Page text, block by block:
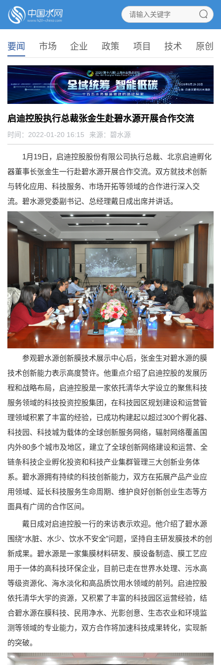
要闻 市场 企业 政策 项目 技术 原创
启迪控股执行总裁张金生赴碧水源开展合作交流
时间：2022-01-20 16:15 来源： 碧水源
1月19日，启迪控股股份有限公司执行总裁、北京启迪孵化
器董事长张金生一行赴碧水源开展合作交流。双方就技术创新
与转化应用、科技服务、市场开拓等领域的合作进行深入交
流。碧水源党委副书记、总经理戴日成出席并讲话。
参观碧水源创新膜技术展示中心后，张金生对碧水源的膜
技术创新能力表示高度赞许。他重点介绍了启迪控股的发展历
程和战略布局，启迪控股是一家依托清华大学设立的聚焦科技
服务领域的科技投资控股集团，在科技园区规划建设和运营管
理领域积累了丰富的经验，已成功构建起以超过300个孵化器、
科技园、科技城为载体的全球创新服务网络，辐射网络覆盖国
内外80多个城市及地区，建立了全球创新网络建设和运营、全
链条科技企业孵化投资和科技产业集群管理三大创新业务体
系。碧水源拥有持续的科技创新能力，双方在拓展产品产业应
用领域、延长科技服务生命周期、维护良好创新创业生态等方
面具有广阔的合作区间。
戴日成对启迪控股一行的来访表示欢迎。他介绍了碧水源
围绕“水脏、水少、饮水不安全”问题，坚持自主研发膜技术的创
新成果。碧水源是一家集膜材料研发、膜设备制造、膜工艺应
用于一体的高科技环保企业，目前已走在世界水处理、污水高
等级资源化、海水淡化和高品质饮用水领域的前列。启迪控股
依托清华大学的资源，又积累了丰富的科技园区运营经验，结
合碧水源在膜科技、民用净水、光影创意、生态农业和环境监
测等领域的专业能力，双方合作将加速科技成果转化，实现新
的突破。